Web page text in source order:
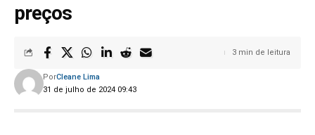
preços
31 de julho de 2024 09:43
PorCleane Lima
3 min de leitura